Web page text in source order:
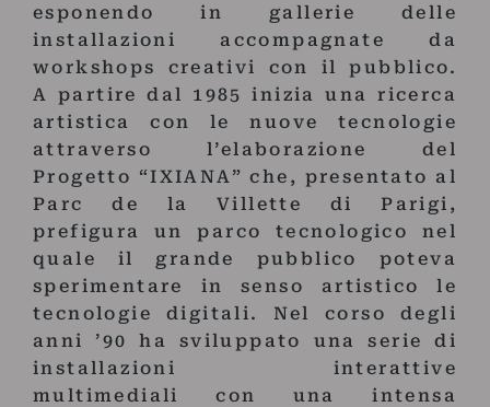
esponendo in gallerie delle
installazioni accompagnate da
workshops creativi con il pubblico.
A partire dal 1985 inizia una ricerca
artistica con le nuove tecnologie
attraverso l’elaborazione del
Progetto “IXIANA” che, presentato al
Parc de la Villette di Parigi,
prefigura un parco tecnologico nel
quale il grande pubblico poteva
sperimentare in senso artistico le
tecnologie digitali. Nel corso degli
anni ’90 ha sviluppato una serie di
installazioni interattive
multimediali con una intensa